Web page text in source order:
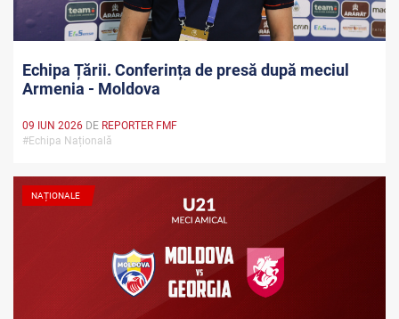
Echipa Țării. Conferința de presă după meciul
Armenia - Moldova
09 IUN 2026 DE REPORTER FMF
#Echipa Națională
NAȚIONALE